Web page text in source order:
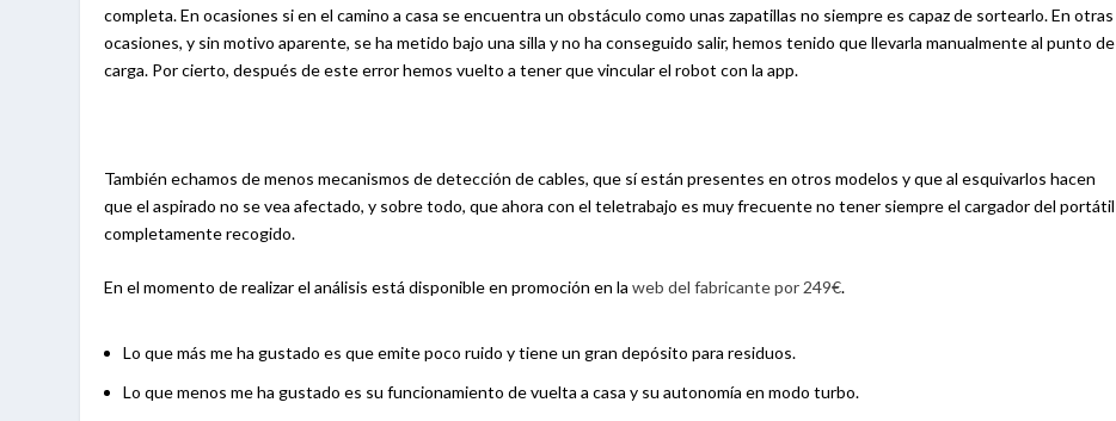
completa. En ocasiones si en el camino a casa se encuentra un obstáculo como unas zapatillas no siempre es capaz de sortearlo. En otras
ocasiones, y sin motivo aparente, se ha metido bajo una silla y no ha conseguido salir, hemos tenido que llevarla manualmente al punto de
carga. Por cierto, después de este error hemos vuelto a tener que vincular el robot con la app.
También echamos de menos mecanismos de detección de cables, que sí están presentes en otros modelos y que al esquivarlos hacen
que el aspirado no se vea afectado, y sobre todo, que ahora con el teletrabajo es muy frecuente no tener siempre el cargador del portátil
completamente recogido.
En el momento de realizar el análisis está disponible en promoción en laweb del fabricante por 249€.
Lo que más me ha gustado es que emite poco ruido y tiene un gran depósito para residuos.
Lo que menos me ha gustado es su funcionamiento de vuelta a casa y su autonomía en modo turbo.